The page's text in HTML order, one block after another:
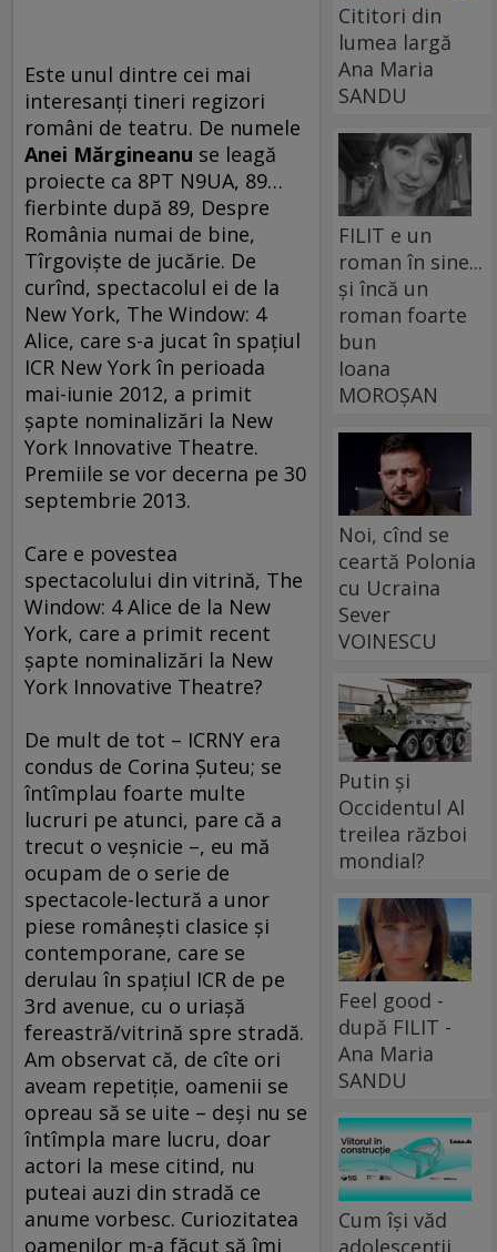
Este unul dintre cei mai
interesanţi tineri regizori
români de teatru. De numele
Anei Mărgineanu se leagă
proiecte ca 8PT N9UA, 89…
fierbinte după 89, Despre
România numai de bine,
Tîrgovişte de jucărie. De
curînd, spectacolul ei de la
New York, The Window: 4
Alice, care s-a jucat în spaţiul
ICR New York în perioada
mai-iunie 2012, a primit
şapte nominalizări la New
York Innovative Theatre.
Premiile se vor decerna pe 30
septembrie 2013.
Care e povestea
spectacolului din vitrină, The
Window: 4 Alice de la New
York, care a primit recent
şapte nominalizări la New
York Innovative Theatre?
De mult de tot – ICRNY era
condus de Corina Şuteu; se
întîmplau foarte multe
lucruri pe atunci, pare că a
trecut o veşnicie –, eu mă
ocupam de o serie de
spectacole-lectură a unor
piese româneşti clasice şi
contemporane, care se
derulau în spaţiul ICR de pe
3rd avenue, cu o uriaşă
fereastră/vitrină spre stradă.
Am observat că, de cîte ori
aveam repetiţie, oamenii se
opreau să se uite – deşi nu se
întîmpla mare lucru, doar
actori la mese citind, nu
puteai auzi din stradă ce
anume vorbesc. Curiozitatea
oamenilor m-a făcut să îmi
Cititori din
lumea largă
Ana Maria
SANDU
FILIT e un
roman în sine...
și încă un
roman foarte
bun
Ioana
MOROȘAN
Noi, cînd se
ceartă Polonia
cu Ucraina
Sever
VOINESCU
Putin și
Occidentul Al
treilea război
mondial?
Feel good -
după FILIT -
Ana Maria
SANDU
Cum își văd
adolescenții